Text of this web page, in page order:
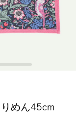
めん45cm